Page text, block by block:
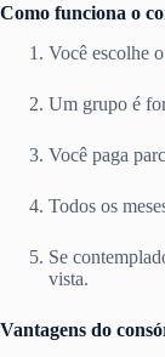
Como funciona o
Você escolhe
Um grupo é
Você paga
Todos os
Se
vista.
Vantagens do